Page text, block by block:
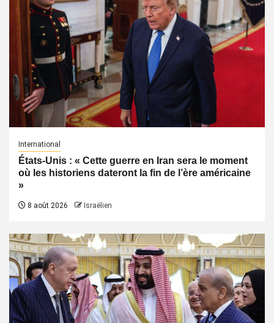
International
États-Unis : « Cette guerre en Iran sera le moment
où les historiens dateront la fin de l’ère américaine
»
8 août 2026 Israëlien